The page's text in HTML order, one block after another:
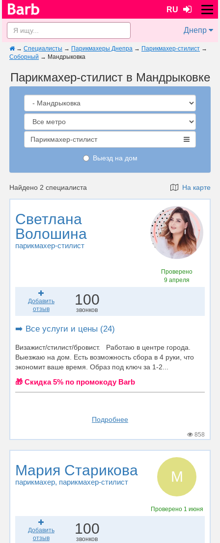
RU
Днепр
→ Специалисты → Парикмахеры Днепра → Парикмахер-стилист →
Соборный → Мандрыковка
Парикмахер-стилист в Мандрыковке
Парикмахер-стилист
Выезд на дом
Найдено 2 специалиста На карте
Светлана
Волошина
парикмахер-стилист
Проверено
9 апреля
Добавить
отзыв
100
звонков
➡️ Все услуги и цены (24)
Визажист/стилист/бровист. Работаю в центре города.
Выезжаю на дом. Есть возможность сбора в 4 руки, что
экономит ваше время. Образ под ключ за 1-2...
🎁 Cкидка 5% по промокоду Barb
Подробнее
858
Мария Старикова
парикмахер, парикмахер-стилист М
Проверено 1 июня
Добавить
отзыв
100
звонков